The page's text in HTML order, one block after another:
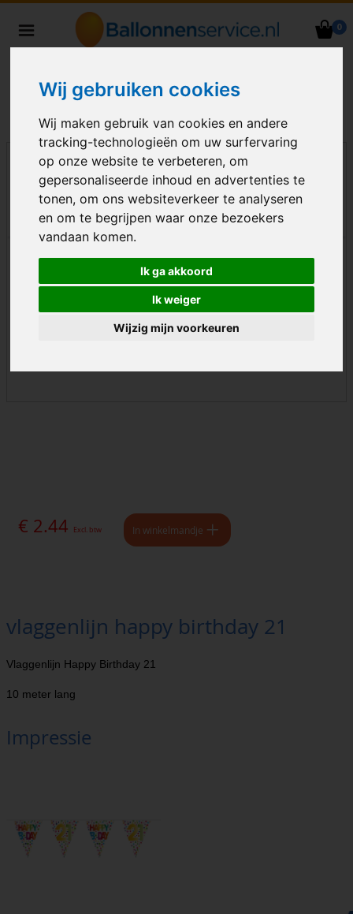
Wij gebruiken cookies
Wij maken gebruik van cookies en andere
tracking-technologieën om uw surfervaring
op onze website te verbeteren, om
gepersonaliseerde inhoud en advertenties te
tonen, om ons websiteverkeer te analyseren
en om te begrijpen waar onze bezoekers
vandaan komen.
Ik ga akkoord
Ik weiger
Wijzig mijn voorkeuren
0
Nederland
€ 2.44 Excl. btw In winkelmandje
vlaggenlijn happy birthday 21
Vlaggenlijn Happy Birthday 21
10 meter lang
Impressie